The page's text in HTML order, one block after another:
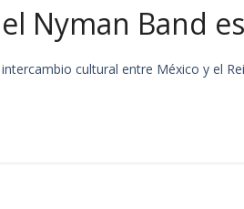
Nyman Band
cultural entre México y el